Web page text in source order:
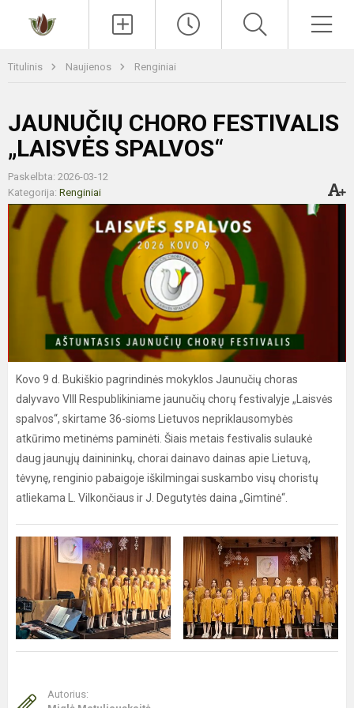
Titulinis Naujienos Renginiai
JAUNUČIŲ CHORO FESTIVALIS
„LAISVĖS SPALVOS“
Paskelbta: 2026-03-12
Kategorija: Renginiai
Kovo 9 d. Bukiškio pagrindinės mokyklos Jaunučių choras
dalyvavo VIII Respublikiniame jaunučių chorų festivalyje „Laisvės
spalvos“, skirtame 36-sioms Lietuvos nepriklausomybės
atkūrimo metinėms paminėti. Šiais metais festivalis sulaukė
daug jaunųjų dainininkų, chorai dainavo dainas apie Lietuvą,
tėvynę, renginio pabaigoje iškilmingai suskambo visų choristų
atliekama L. Vilkončiaus ir J. Degutytės daina „Gimtinė“.
Autorius: